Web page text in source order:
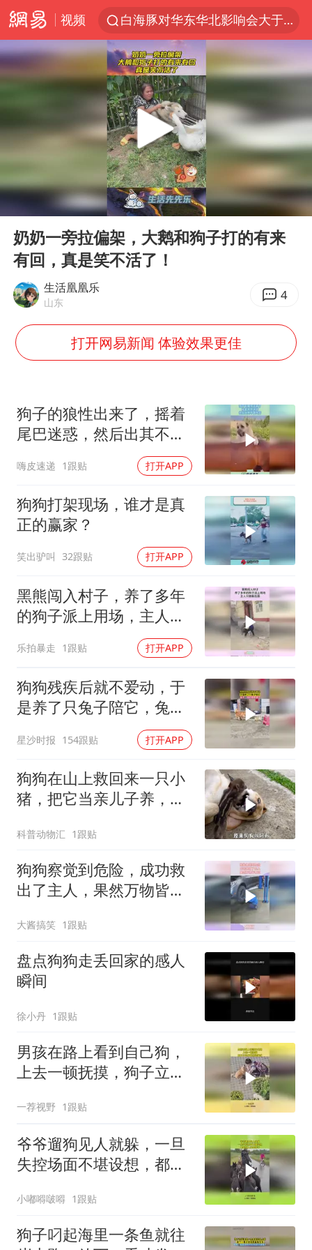
视频
白海豚对华东华北影响会大于巴威
以拒绝“和平委员会”的加沙和平计划
独闯南太行的失联女生最后轨迹已确认
美将每月供乌爱国者拦截导弹
全球最大级别运输船通过长江大桥
央视新主播李秋莹母校发文祝贺
上门女婿出轨女邻居多年被判重婚罪
香港刷新1884年以来最高气温纪录
猫咪过火把节被抹成黑猫
BLG经理辟谣Bin离队
总书记点赞的非遗苗绣焕发新生机
Play
奶奶一旁拉偏架，大鹅和狗子打的有来
有回，真是笑不活了！
生活凰凰乐
山东 4
打开网易新闻 体验效果更佳
狗子的狼性出来了，摇着
尾巴迷惑，然后出其不备
嗨皮速递 1跟贴 打开APP
狗狗打架现场，谁才是真
正的赢家？
笑出驴叫 32跟贴 打开APP
黑熊闯入村子，养了多年
的狗子派上用场，主人只
乐拍暴走 1跟贴 打开APP
狗狗残疾后就不爱动，于
是养了只兔子陪它，兔
星沙时报 154跟贴 打开APP
狗狗在山上救回来一只小
猪，把它当亲儿子养，难
科普动物汇 1跟贴
狗狗察觉到危险，成功救
出了主人，果然万物皆有
大酱搞笑 1跟贴
盘点狗狗走丢回家的感人
瞬间
徐小丹 1跟贴
男孩在路上看到自己狗，
上去一顿抚摸，狗子立马
一荐视野 1跟贴
爷爷遛狗见人就躲，一旦
失控场面不堪设想，都是
小嘟嘚啵嘚 1跟贴
狗子叼起海里一条鱼就往